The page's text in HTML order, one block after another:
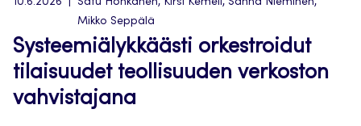
Mikko Seppälä
Systeemiälykkäästi orkestroidut
tilaisuudet teollisuuden verkoston
vahvistajana